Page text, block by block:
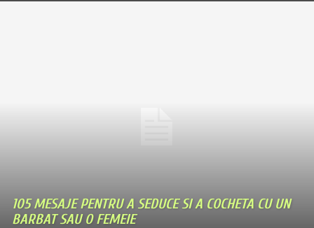
105 MESAJE PENTRU A SEDUCE SI A COCHETA CU UN
BARBAT SAU O FEMEIE